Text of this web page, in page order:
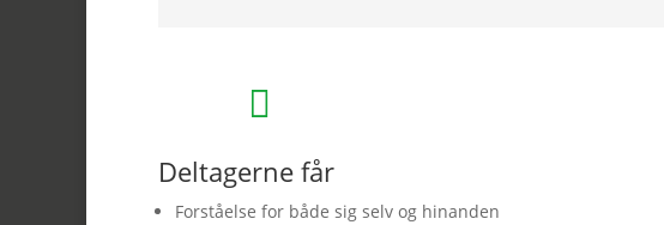

Deltagerne får
Forståelse for både sig selv og hinanden